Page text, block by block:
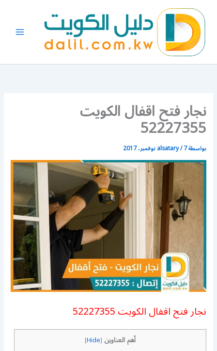
المحتوى
نجار فتح اقفال الكويت
52227355
بواسطة alsatary/7 نوفمبر، 2017
نجار فتح اقفال الكويت 52227355
أهم العناوين [
Hide
]